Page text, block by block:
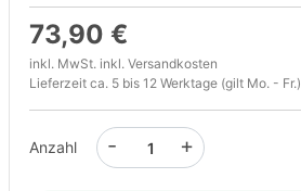
73,90 €
inkl. MwSt. inkl. Versandkosten
Lieferzeit ca. 5 bis 12 Werktage (gilt Mo. - Fr.)
Anzahl +
-